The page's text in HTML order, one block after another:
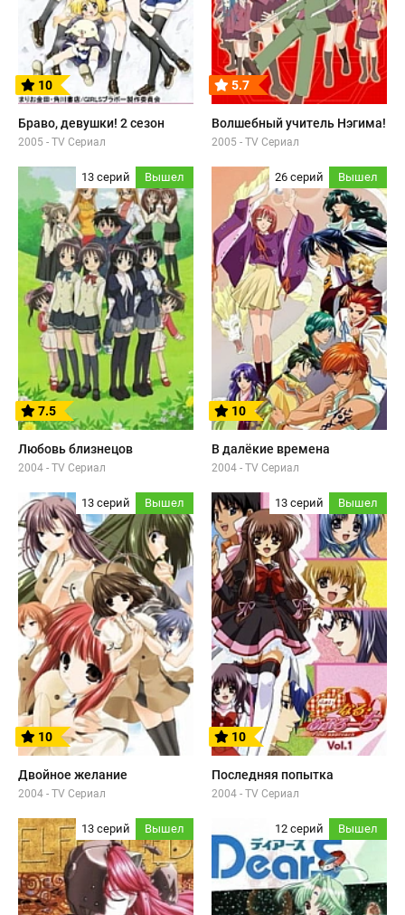
10
Браво, девушки! 2 сезон
2005 - TV Сериал
5.7
Волшебный учитель Нэгима!
2005 - TV Сериал
13 серий Вышел
7.5
Любовь близнецов
2004 - TV Сериал
26 серий Вышел
10
В далёкие времена
2004 - TV Сериал
13 серий Вышел
10
Двойное желание
2004 - TV Сериал
13 серий Вышел
10
Последняя попытка
2004 - TV Сериал
13 серий Вышел 12 серий Вышел